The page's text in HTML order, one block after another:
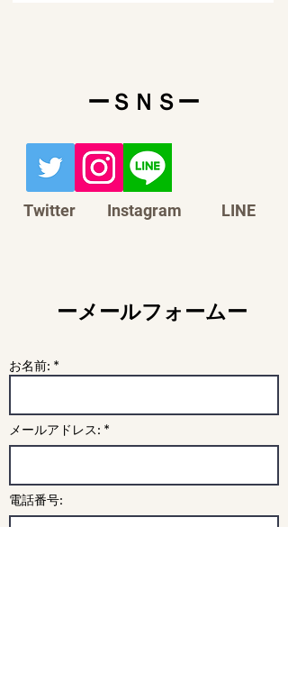
​ーＳＮＳー
Twitter Instagram LINE
​ーメールフォームー
お名前: *
メールアドレス: *
電話番号: